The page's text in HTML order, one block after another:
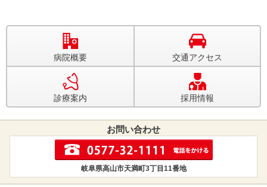
病院概要 交通アクセス
診療案内 採用情報
お問い合わせ
岐阜県高山市天満町3丁目11番地